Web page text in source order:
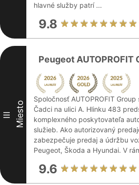
hlavné služby patrí ...
9.8
III Miesto
Peugeot AUTOPROFIT
Spoločnosť AUTOPROFIT Group
Čadci na ulici A. Hlinku 483
komplexného poskytovateľa
služieb. Ako autorizovaný
zabezpečuje predaj a údržbu
Peugeot, Škoda a Hyundai. V
9.6